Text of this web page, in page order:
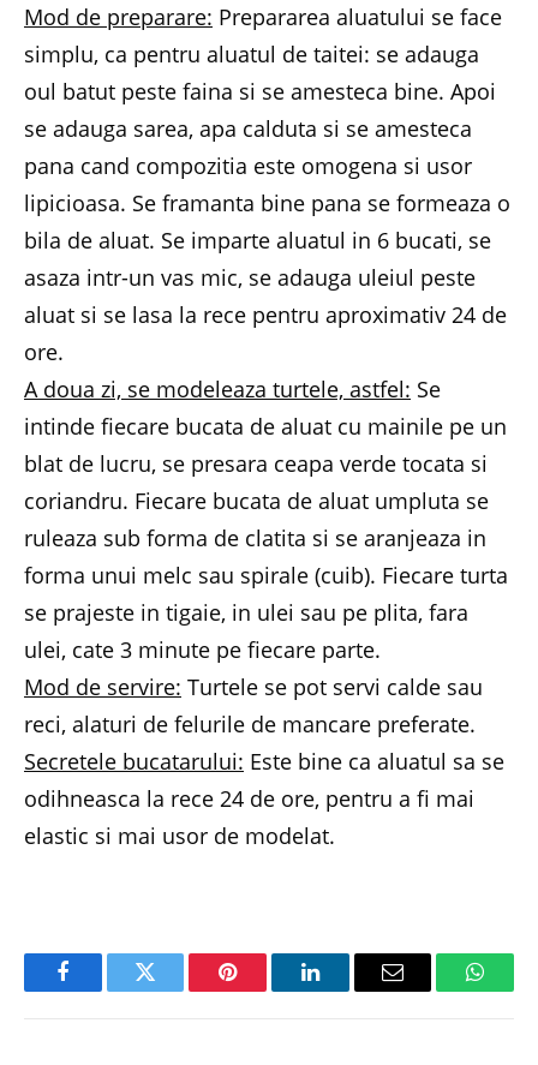
Mod de preparare: Prepararea aluatului se face
simplu, ca pentru aluatul de taitei: se adauga
oul batut peste faina si se amesteca bine. Apoi
se adauga sarea, apa calduta si se amesteca
pana cand compozitia este omogena si usor
lipicioasa. Se framanta bine pana se formeaza o
bila de aluat. Se imparte aluatul in 6 bucati, se
asaza intr-un vas mic, se adauga uleiul peste
aluat si se lasa la rece pentru aproximativ 24 de
ore.
A doua zi, se modeleaza turtele, astfel: Se
intinde fiecare bucata de aluat cu mainile pe un
blat de lucru, se presara ceapa verde tocata si
coriandru. Fiecare bucata de aluat umpluta se
ruleaza sub forma de clatita si se aranjeaza in
forma unui melc sau spirale (cuib). Fiecare turta
se prajeste in tigaie, in ulei sau pe plita, fara
ulei, cate 3 minute pe fiecare parte.
Mod de servire: Turtele se pot servi calde sau
reci, alaturi de felurile de mancare preferate.
Secretele bucatarului: Este bine ca aluatul sa se
odihneasca la rece 24 de ore, pentru a fi mai
elastic si mai usor de modelat.
FacebookTwitter Pinterest LinkedInEmail